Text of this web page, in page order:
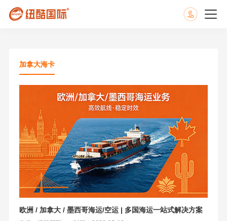
加拿大海卡
欧洲 / 加拿大 / 墨西哥海运/空运 | 多国海运一站式解决方案